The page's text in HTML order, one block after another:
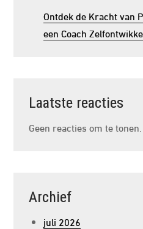
Ontdek de Kracht van
een Coach
Laatste reacties
Geen reacties om te tonen.
Archief
juli 2026